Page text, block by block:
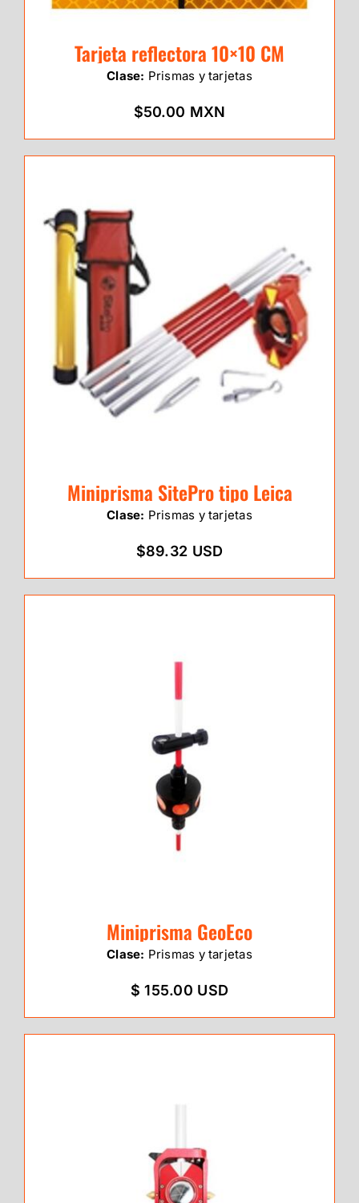
Tarjeta reflectora 10×10 CM
Clase: Prismas y tarjetas
$50.00 MXN
Miniprisma SitePro tipo Leica
Clase: Prismas y tarjetas
$89.32 USD
Miniprisma GeoEco
Clase: Prismas y tarjetas
$ 155.00 USD